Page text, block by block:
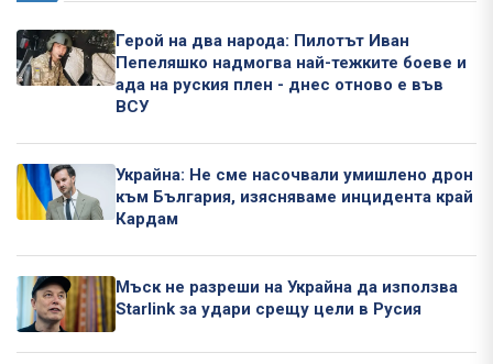
Герой на два народа: Пилотът Иван
Пепеляшко надмогва най-тежките боеве и
ада на руския плен - днес отново е във
ВСУ
Украйна: Не сме насочвали умишлено дрон
към България, изясняваме инцидента край
Кардам
Мъск не разреши на Украйна да използва
Starlink за удари срещу цели в Русия